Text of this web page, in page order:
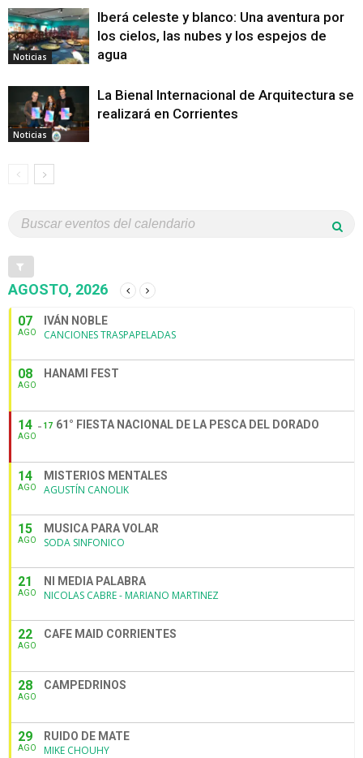
Noticias
Iberá celeste y blanco: Una aventura por
los cielos, las nubes y los espejos de
agua
Noticias
La Bienal Internacional de Arquitectura se
realizará en Corrientes
AGOSTO, 2026
07
AGO
IVÁN NOBLE
CANCIONES TRASPAPELADAS
08
AGO
HANAMI FEST
14
AGO
17 61° FIESTA NACIONAL DE LA PESCA DEL DORADO
14
AGO
MISTERIOS MENTALES
AGUSTÍN CANOLIK
15
AGO
MUSICA PARA VOLAR
SODA SINFONICO
21
AGO
NI MEDIA PALABRA
NICOLAS CABRE - MARIANO MARTINEZ
22
AGO
CAFE MAID CORRIENTES
28
AGO
CAMPEDRINOS
29
AGO
RUIDO DE MATE
MIKE CHOUHY